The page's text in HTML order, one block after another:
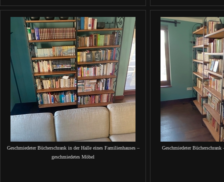
Geschmiedeter Bücherschrank in der Halle eines Familienhauses –
geschmiedetes Möbel
Geschmiedeter